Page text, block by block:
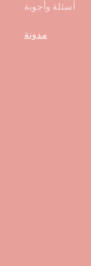
أسئلة وأجوبة
مدونة